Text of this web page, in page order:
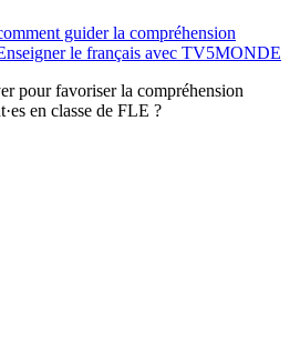
guider la compréhension
le français avec TV5MONDE
pour favoriser la compréhension
en classe de FLE ?